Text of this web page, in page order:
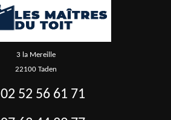
3 la Mereille
22100 Taden
02 52 56 61 71